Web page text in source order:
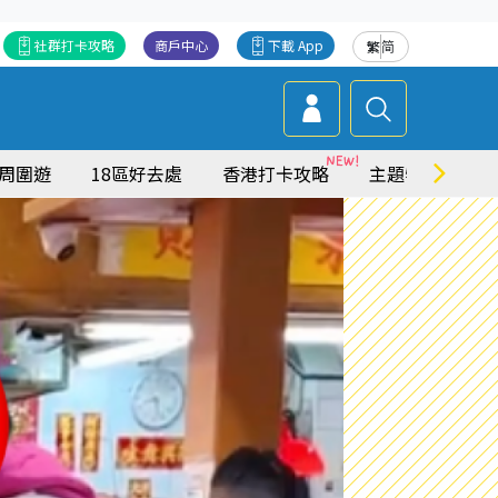
繁简
下載 App
商戶中心
社群打卡攻略
圍遊 18區好去處 香港打卡攻略 主題特集